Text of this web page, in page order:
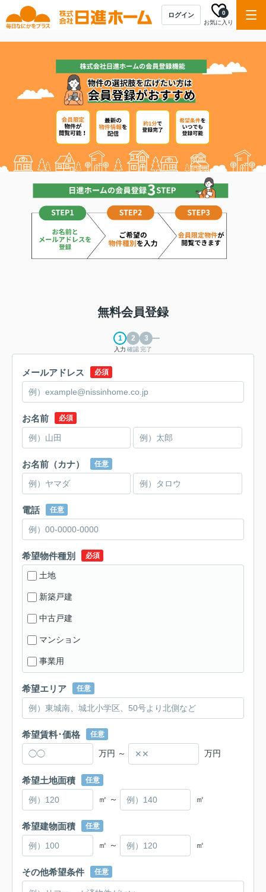
ログイン
お気に入り
0
無料会員登録
入力 確認完了
メールアドレス 必須
お名前 必須
お名前（カナ） 任意
電話 任意
希望物件種別 必須
土地
新築戸建
中古戸建
マンション
事業用
希望エリア 任意
希望賃料･価格 任意
万円 ～ 万円
希望土地面積 任意
㎡ ～ ㎡
希望建物面積 任意
㎡ ～ ㎡
その他希望条件 任意